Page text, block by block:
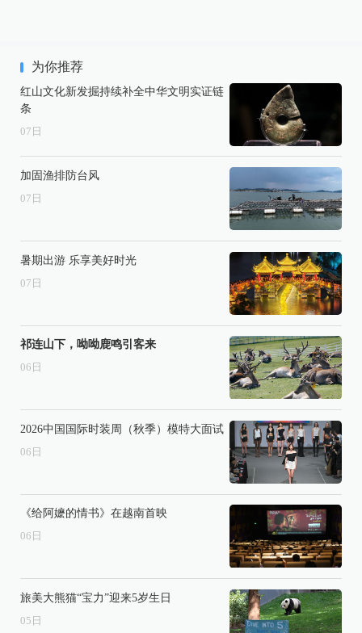
为你推荐
红山文化新发掘持续补全中华文明实证链
条
07 日
加固渔排防台风
07 日
暑期出游 乐享美好时光
07 日
祁连山下，呦呦鹿鸣引客来
06 日
2026中国国际时装周（秋季）模特大面试
06 日
《给阿嬷的情书》在越南首映
06 日
旅美大熊猫“宝力”迎来5岁生日
05 日